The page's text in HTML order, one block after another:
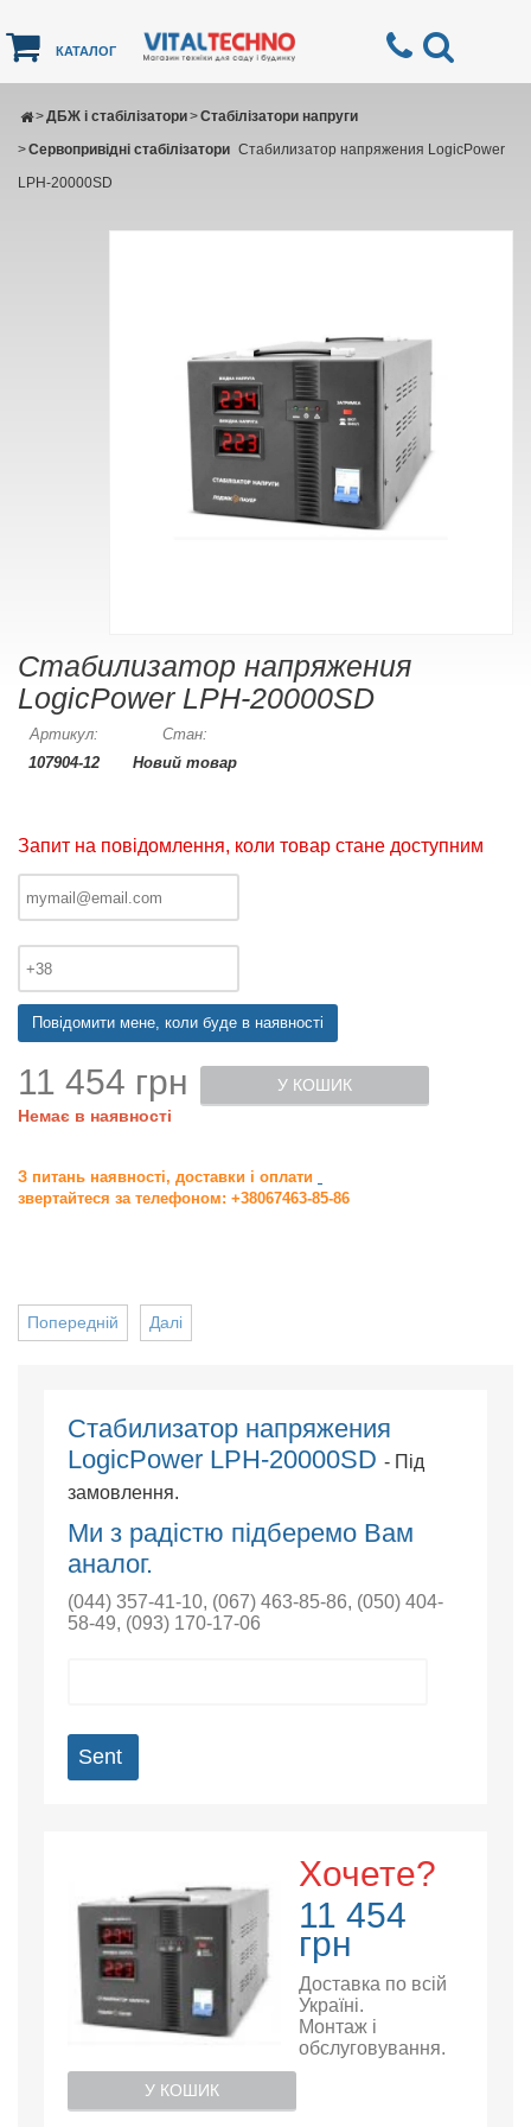
КАТАЛОГ
ДБЖ і стабілізатори
> Стабілізатори напруги
>
Сервопривідні стабілізатори
>
Стабилизатор напряжения LogicPower
LPH-20000SD
Стабилизатор напряжения
LogicPower LPH-20000SD
Артикул:
107904-12
Стан:
Новий товар
Запит на повідомлення, коли товар стане доступним
Повідомити мене, коли буде в наявності
11 454 грн
Немає в наявності
У КОШИК
З питань наявності, доставки і оплати
звертайтеся за телефоном: +38067463-85-86
Далі
Попередній
Стабилизатор напряжения
LogicPower LPH-20000SD - Під
замовлення.
Ми з радістю підберемо Вам
аналог.
(044) 357-41-10, (067) 463-85-86, (050) 404-
58-49, (093) 170-17-06
Sent
Хочете?
11 454
грн
Доставка по всій
Україні.
Монтаж і
обслуговування.
У КОШИК